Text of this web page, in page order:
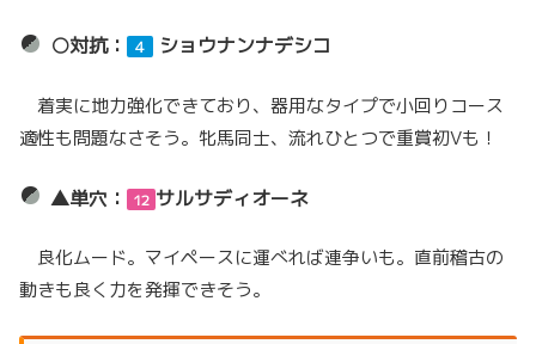
○対抗： ４ ショウナンナデシコ
着実に地力強化できており、器用なタイプで小回りコース
適性も問題なさそう。牝馬同士、流れひとつで重賞初Vも！
▲単穴： 12 サルサディオーネ
良化ムード。マイペースに運べれば連争いも。直前稽古の
動きも良く力を発揮できそう。